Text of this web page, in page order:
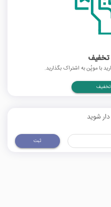
تخفیف
با موپُن به اشتراک بگذارید.
تخفیف
شوید
ثبت